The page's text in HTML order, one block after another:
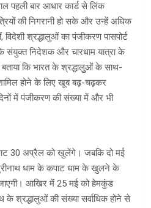
पहली बार आधार कार्ड से लिंक
की निगरानी हो सके और उन्हें अधिक
श्रद्धालुओं का पंजीकरण पासपोर्ट
के संयुक्त निदेशक और चारधाम यात्रा के
कि भारत के श्रद्धालुुओं के साथ-
शामिल होने के लिए खूब बढ़-चढ़कर
में पंजीकरण की संख्या में और भी
30 अप्रैल को खुलेंगे। जबकि दो मई
धाम के कपाट धाम के खुलने के
आखिर में 25 मई को हेमकुंड
श्रद्धालुओं की संख्या सर्वाधिक होने से